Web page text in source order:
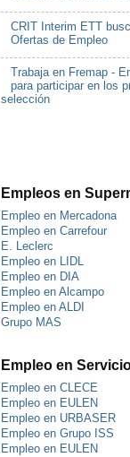
CRIT Interim ETT
Ofertas de Empleo
Trabaja en Fremap -
para participar en los
selección
Empleos en
Empleo en Mercadona
Empleo en Carrefour
E. Leclerc
Empleo en LIDL
Empleo en DIA
Empleo en Alcampo
Empleo en ALDI
Grupo MAS
Empleo en
Empleo en CLECE
Empleo en EULEN
Empleo en URBASER
Empleo en Grupo ISS
Empleo en EULEN